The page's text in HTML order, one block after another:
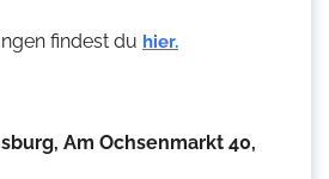
findest du hier.
Am Ochsenmarkt 40,